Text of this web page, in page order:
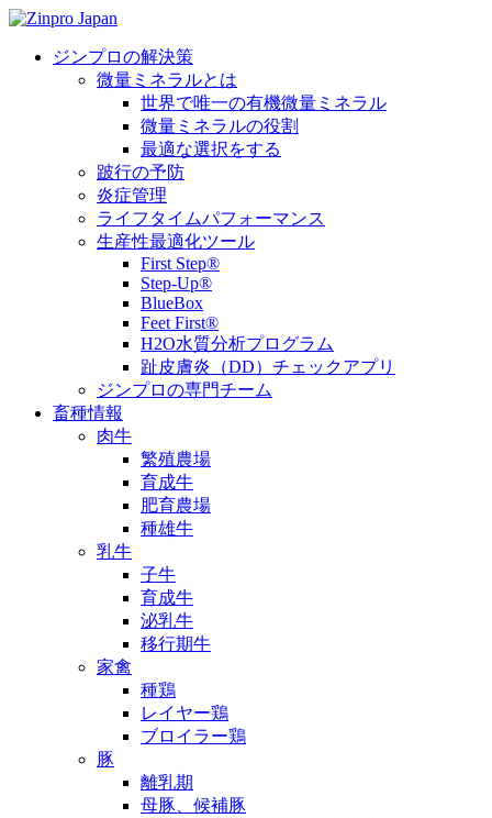
ジンプロの解決策
微量ミネラルとは
世界で唯一の有機微量ミネラル
微量ミネラルの役割
最適な選択をする
跛行の予防
炎症管理
ライフタイムパフォーマンス
生産性最適化ツール
First Step®
Step-Up®
BlueBox
Feet First®
H2O水質分析プログラム
趾皮膚炎（DD）チェックアプリ
ジンプロの専門チーム
畜種情報
肉牛
繁殖農場
育成牛
肥育農場
種雄牛
乳牛
子牛
育成牛
泌乳牛
移行期牛
家禽
種鶏
レイヤー鶏
ブロイラー鶏
豚
離乳期
母豚、候補豚